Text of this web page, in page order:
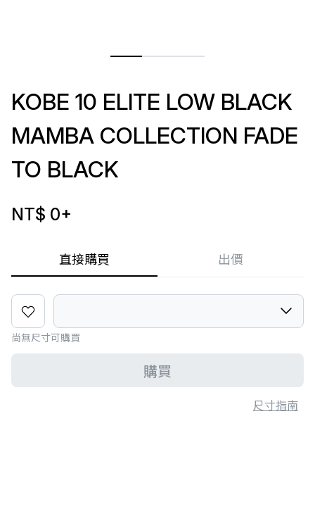
直接購買 出價
KOBE 10 ELITE LOW BLACK
MAMBA COLLECTION FADE
TO BLACK
NT$ 0+
尚無尺寸可購買
購買
尺寸指南